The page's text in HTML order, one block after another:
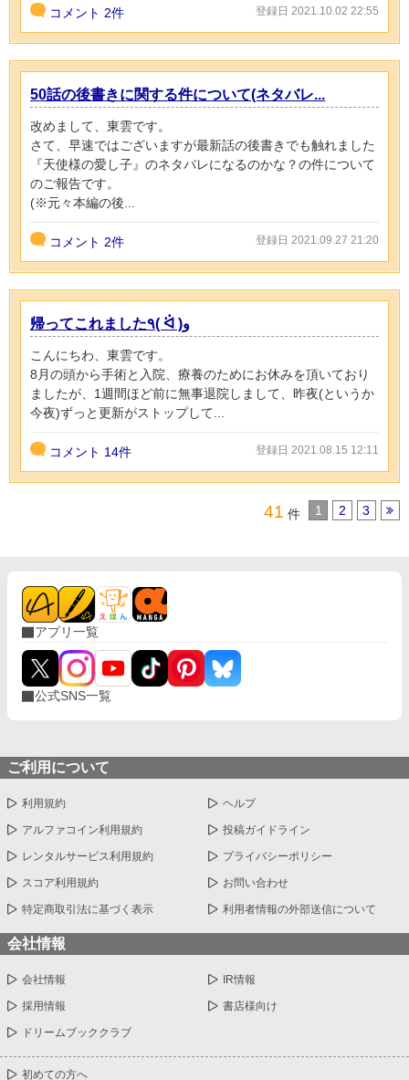
コメント 2件 登録日 2021.10.02 22:55
50話の後書きに関する件について(ネタバレ...
改めまして、東雲です。
さて、早速ではございますが最新話の後書きでも触れました
『天使様の愛し子』のネタバレになるのかな？の件について
のご報告です。
(※元々本編の後...
コメント 2件 登録日 2021.09.27 21:20
帰ってこれました٩( ᐛ )و
こんにちわ、東雲です。
8月の頭から手術と入院、療養のためにお休みを頂いており
ましたが、1週間ほど前に無事退院しまして、昨夜(というか
今夜)ずっと更新がストップして...
コメント 14件 登録日 2021.08.15 12:11
41 件 1 2 3
アプリ一覧
公式SNS一覧
ご利用について
利用規約 ヘルプ
アルファコイン利用規約 投稿ガイドライン
レンタルサービス利用規約 プライバシーポリシー
スコア利用規約 お問い合わせ
特定商取引法に基づく表示 利用者情報の外部送信について
会社情報
会社情報 IR情報
採用情報 書店様向け
ドリームブッククラブ
初めての方へ